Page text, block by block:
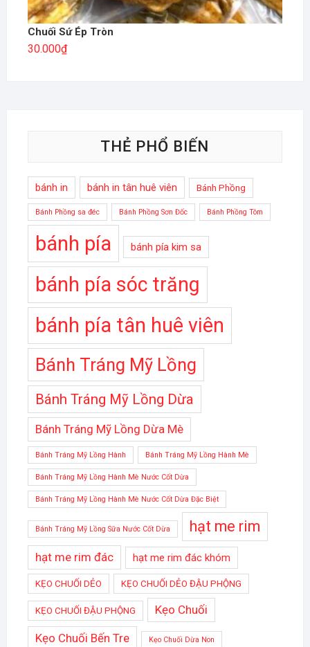
Chuối Sứ Ép Tròn
30.000₫
THẺ PHỔ BIẾN
bánh in bánh in tân huê viên Bánh Phồng
Bánh Phồng sa đéc Bánh Phồng Sơn Đốc Bánh Phồng Tôm
bánh pía bánh pía kim sa
bánh pía sóc trăng
bánh pía tân huê viên
Bánh Tráng Mỹ Lồng
Bánh Tráng Mỹ Lồng Dừa
Bánh Tráng Mỹ Lồng Dừa Mè
Bánh Tráng Mỹ Lồng Hành Bánh Tráng Mỹ Lồng Hành Mè
Bánh Tráng Mỹ Lồng Hành Mè Nước Cốt Dừa
Bánh Tráng Mỹ Lồng Hành Mè Nước Cốt Dừa Đặc Biệt
Bánh Tráng Mỹ Lồng Sữa Nước Cốt Dừa hạt me rim
hạt me rim đác hạt me rim đác khóm
KẸO CHUỐI DẺO KẸO CHUỐI DẺO ĐẬU PHỘNG
KẸO CHUỐI ĐẬU PHỘNG Kẹo Chuối
Kẹo Chuối Bến Tre Kẹo Chuối Dừa Non